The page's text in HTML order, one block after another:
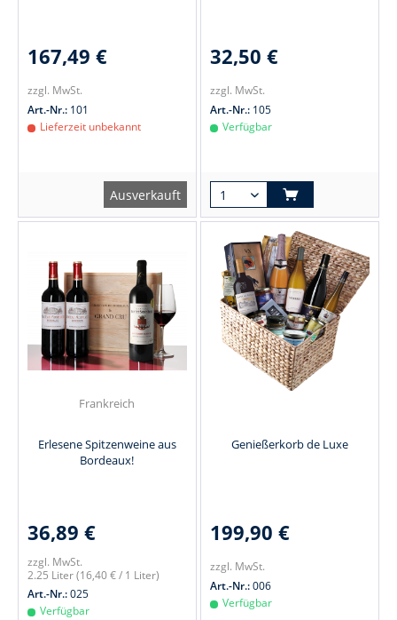
167,49 €
zzgl. MwSt.
Art.-Nr.: 101
Lieferzeit unbekannt
Ausverkauft
32,50 €
zzgl. MwSt.
Art.-Nr.: 105
Verfügbar
Frankreich
Erlesene Spitzenweine aus
Bordeaux!
36,89 €
zzgl. MwSt.
2.25 Liter(16,40 € / 1 Liter)
Art.-Nr.:025
Verfügbar
Genießerkorb de Luxe
199,90 €
zzgl. MwSt.
Art.-Nr.:006
Verfügbar